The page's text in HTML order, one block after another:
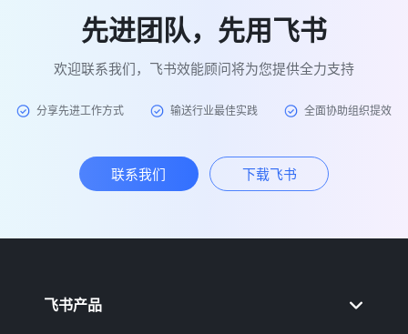
先进团队，先用飞书
欢迎联系我们，飞书效能顾问将为您提供全力支持
分享先进工作方式 输送行业最佳实践 全面协助组织提效
联系我们 下载飞书
飞书产品